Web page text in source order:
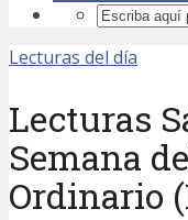
Lecturas del día
Lecturas
Semana
Ordinario